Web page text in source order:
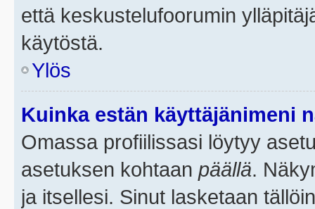
että keskustelufoorumin
käytöstä.
Ylös
Kuinka estän käyttäjänimeni
Omassa profiilissasi löytyy
asetuksen kohtaan päällä.
ja itsellesi. Sinut lasketaan